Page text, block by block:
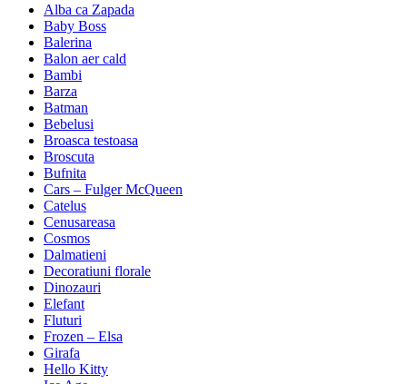
Alba ca Zapada
Baby Boss
Balerina
Balon aer cald
Bambi
Barza
Batman
Bebelusi
Broasca testoasa
Broscuta
Bufnita
Cars – Fulger McQueen
Catelus
Cenusareasa
Cosmos
Dalmatieni
Decoratiuni florale
Dinozauri
Elefant
Fluturi
Frozen – Elsa
Girafa
Hello Kitty